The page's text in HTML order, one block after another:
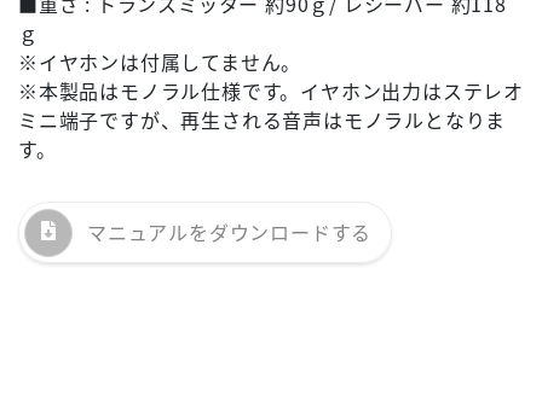
ｇ
※イヤホンは付属してません。
※本製品はモノラル仕様です。イヤホン出力はステレオ
ミニ端子ですが、再生される音声はモノラルとなりま
す。
マニュアルをダウンロードする